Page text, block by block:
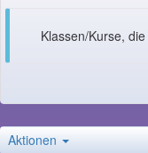
Klassen/Kurse,
Aktionen